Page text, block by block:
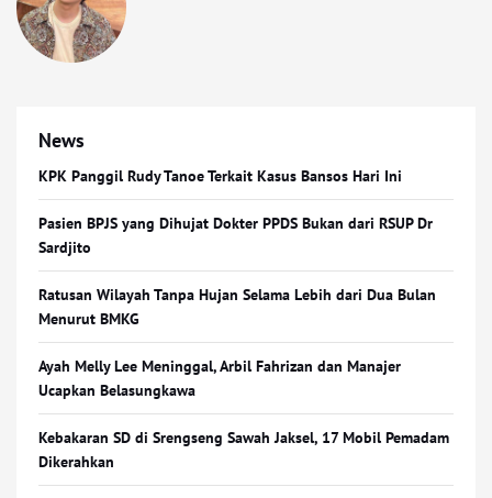
News
KPK Panggil Rudy Tanoe Terkait Kasus Bansos Hari Ini
Pasien BPJS yang Dihujat Dokter PPDS Bukan dari RSUP Dr
Sardjito
Ratusan Wilayah Tanpa Hujan Selama Lebih dari Dua Bulan
Menurut BMKG
Ayah Melly Lee Meninggal, Arbil Fahrizan dan Manajer
Ucapkan Belasungkawa
Kebakaran SD di Srengseng Sawah Jaksel, 17 Mobil Pemadam
Dikerahkan